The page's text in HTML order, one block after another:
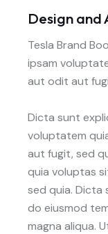
Design and
Tesla Brand
ipsam
aut odit aut
Dicta sunt
voluptatem
aut fugit, sed
quia voluptas
sed quia. Dicta
do eiusmod
magna aliqua.